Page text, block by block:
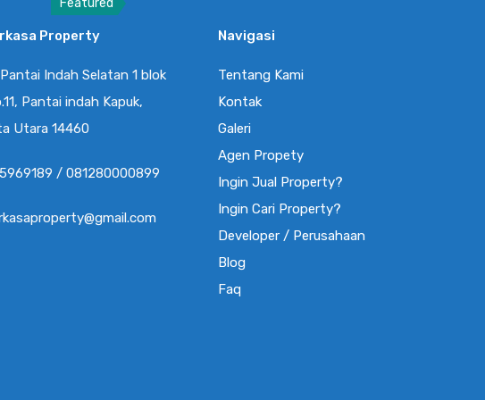
Featured
Rumah PIK 2, Scarlet Boulevard Uk
Ukuran : 6×12,5m Bedroom : 3+1 Bathroom : 3+1
Kamar Tidur
Kamar Mandi
Luas
75 90
Property
Indah Selatan 1 blok
Pantai indah Kapuk,
Utara 14460
/ 081280000899
Navigasi
Tentang Kami
Kontak
Galeri
Agen Propety
Ingin Jual Property?
Ingin Cari Property?
Developer / Perusahaan
Blog
Faq